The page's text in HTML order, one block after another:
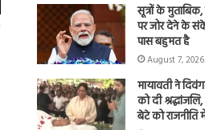
सूत्रों के मुताबिक,
पर जोर देने के
पास बहुमत है
August 7, 2026
मायावती ने
को दी
बेटे को